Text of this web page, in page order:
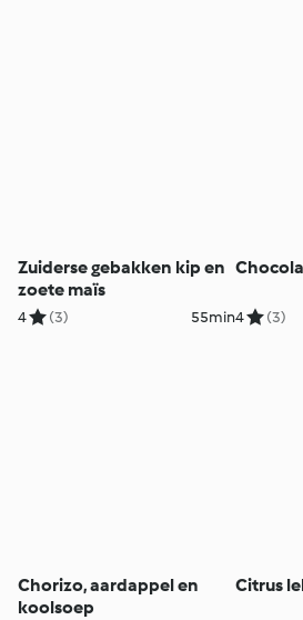
Zuiderse gebakken kip en
zoete maïs
4 (3) 55min4 (3)
Chorizo, aardappel en
koolsoep
Citrus